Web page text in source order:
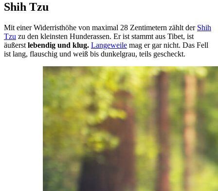
Shih Tzu
Mit einer Widerristhöhe von maximal 28 Zentimetern zählt der Shih
Tzu zu den kleinsten Hunderassen. Er ist stammt aus Tibet, ist
äußerst lebendig und klug. Langeweile mag er gar nicht. Das Fell
ist lang, flauschig und weiß bis dunkelgrau, teils gescheckt.